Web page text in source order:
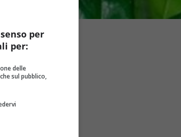
per
per:
delle
sul pubblico,